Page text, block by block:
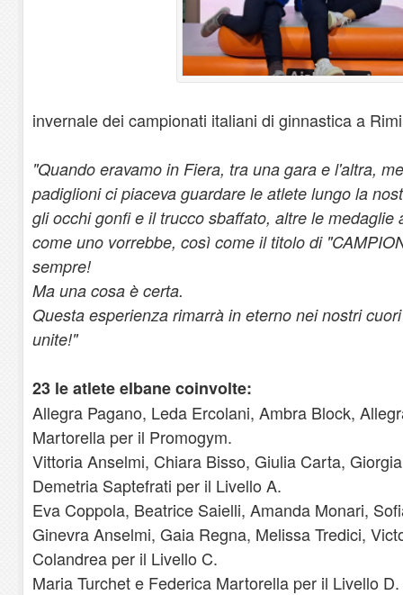
invernale dei campionati italiani di ginnastica a
"Quando eravamo in Fiera, tra una gara e l'altra,
padiglioni ci piaceva guardare le atlete lungo la
gli occhi gonfi e il trucco sbaffato, altre le medaglie
come uno vorrebbe, così come il titolo di
sempre!
Ma una cosa è certa.
Questa esperienza rimarrà in eterno nei nostri
unite!"
23 le atlete elbane coinvolte:
Allegra Pagano, Leda Ercolani, Ambra Block,
Martorella per il Promogym.
Vittoria Anselmi, Chiara Bisso, Giulia Carta,
Demetria Saptefrati per il Livello A.
Eva Coppola, Beatrice Saielli, Amanda Monari,
Ginevra Anselmi, Gaia Regna, Melissa Tredici,
Colandrea per il Livello C.
Maria Turchet e Federica Martorella per il Livello D.